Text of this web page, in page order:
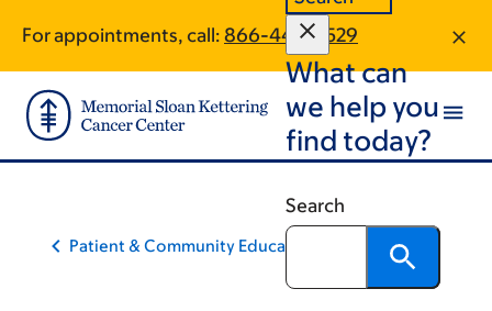
main
content
footer
For appointments, call: 866-443-0529
What can
we help you
find today?
Search
Patient & Community Education